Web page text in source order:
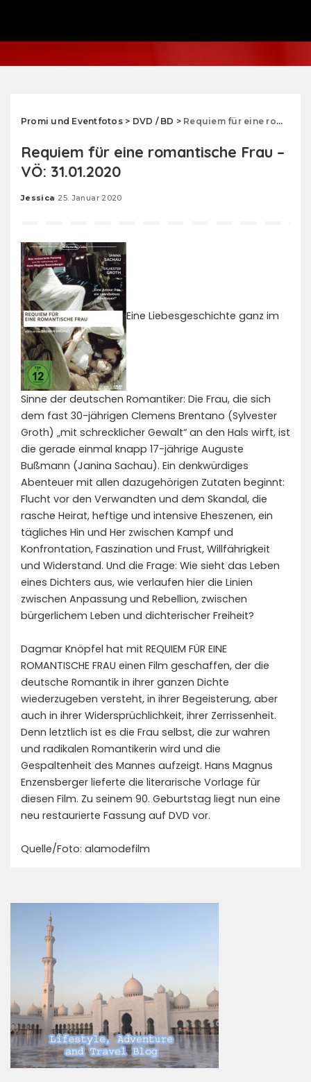
Promi und Eventfotos> DVD / BD > Requiem für eine romantische Frau – VÖ: 31.01.2020
Requiem für eine romantische Frau –
VÖ: 31.01.2020
Posted
Jessica 25. Januar 2020
Eine Liebesgeschichte ganz im
Sinne der deutschen Romantiker: Die Frau, die sich
dem fast 30-jährigen Clemens Brentano (Sylvester
Groth) „mit schrecklicher Gewalt“ an den Hals wirft, ist
die gerade einmal knapp 17-jährige Auguste
Bußmann (Janina Sachau). Ein denkwürdiges
Abenteuer mit allen dazugehörigen Zutaten beginnt:
Flucht vor den Verwandten und dem Skandal, die
rasche Heirat, heftige und intensive Eheszenen, ein
tägliches Hin und Her zwischen Kampf und
Konfrontation, Faszination und Frust, Willfährigkeit
und Widerstand. Und die Frage: Wie sieht das Leben
eines Dichters aus, wie verlaufen hier die Linien
zwischen Anpassung und Rebellion, zwischen
bürgerlichem Leben und dichterischer Freiheit?
Dagmar Knöpfel hat mit REQUIEM FÜR EINE
ROMANTISCHE FRAU einen Film geschaffen, der die
deutsche Romantik in ihrer ganzen Dichte
wiederzugeben versteht, in ihrer Begeisterung, aber
auch in ihrer Widersprüchlichkeit, ihrer Zerrissenheit.
Denn letztlich ist es die Frau selbst, die zur wahren
und radikalen Romantikerin wird und die
Gespaltenheit des Mannes aufzeigt. Hans Magnus
Enzensberger lieferte die literarische Vorlage für
diesen Film. Zu seinem 90. Geburtstag liegt nun eine
neu restaurierte Fassung auf DVD vor.
Quelle/Foto: alamodefilm